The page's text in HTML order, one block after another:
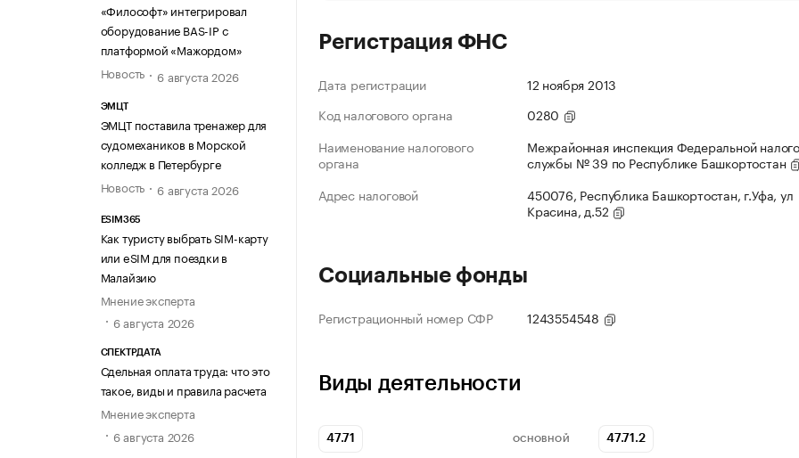
«Философт» интегрировал
оборудование BAS-IP с
платформой «Мажордом»
Новость
6 августа 2026
ЭМЦТ
ЭМЦТ поставила тренажер для
судомехаников в Морской
колледж в Петербурге
Новость
6 августа 2026
ESIM365
Как туристу выбрать SIM-карту
или eSIM для поездки в
Малайзию
Мнение эксперта
6 августа 2026
СПЕКТРДАТА
Сдельная оплата труда: что это
такое, виды и правила расчета
Мнение эксперта
6 августа 2026
Регистрация ФНС
Дата регистрации
12 ноября 2013
Код налогового органа
0280
Наименование налогового
органа
Межрайонная инспекция Федеральной
службы № 39 по Республике Башкортостан
Адрес налоговой
450076, Республика Башкортостан, г.Уфа, ул
Красина, д.52
Социальные фонды
Регистрационный номер СФР 1243554548
Виды деятельности
47.71 ОСНОВНОЙ 47.71.2